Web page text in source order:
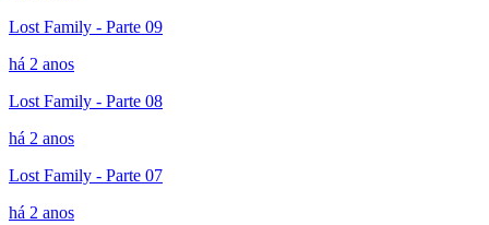
Lost Family - Parte 09
há 2 anos
Lost Family - Parte 08
há 2 anos
Lost Family - Parte 07
há 2 anos